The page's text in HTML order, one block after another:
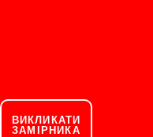
ВИКЛИКАТИ
ЗАМІРНИКА